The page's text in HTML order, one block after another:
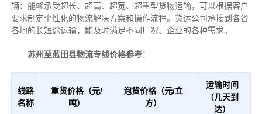
辆：能够承受超长、超高、超宽、超重型货物运输，可以根据客户
要求制定个性化的物流解决方案和操作流程。货运公司承接到各省
各地的长短途运输，能及时满足不同厂况、企业的各种需求。
苏州至蓝田县物流专线价格参考：
线路
名称
重货价格（元/
吨）
泡货价格（元/立
方）
运输时间
（几天到
达）